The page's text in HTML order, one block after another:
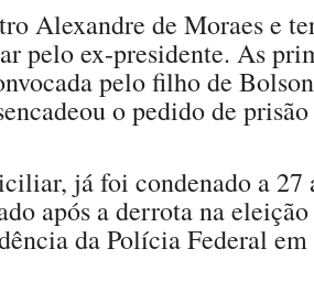
Alexandre de Moraes e
pelo ex-presidente. As
pelo filho de
o pedido de prisão
já foi condenado a 27
após a derrota na eleição
da Polícia Federal em